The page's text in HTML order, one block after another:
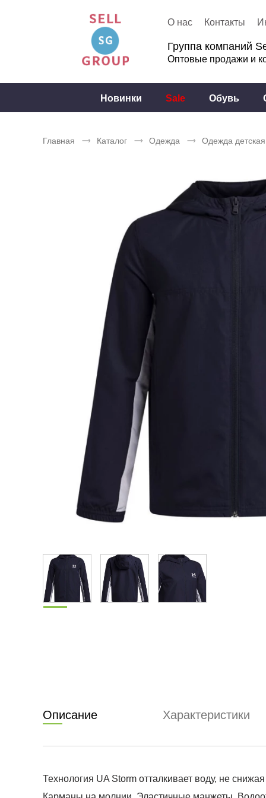
О нас Контакты
Группа компаний
Оптовые продажи и
Новинки Sale Обувь
Главная Каталог Одежда Одежда детская
Описание Характеристики
Технология UA Storm отталкивает воду, не